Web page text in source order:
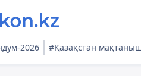
2026 #Қазақстан